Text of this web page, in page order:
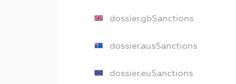
dossier.gbSanctions
dossier.ausSanctions
dossier.euSanctions